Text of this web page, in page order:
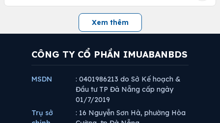
Xem thêm
CÔNG TY CỔ PHẦN IMUABANBDS
MSDN
: 0401986213 do Sở Kế hoạch &
Đầu tư TP Đà Nẵng cấp ngày
01/7/2019
Trụ sở
: 16 Nguyễn Sơn Hà, phường Hòa